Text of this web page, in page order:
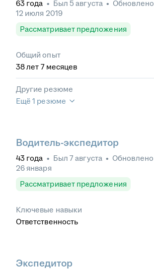
63 года • Был 5 августа • Обновлено
12 июля 2019
Рассматривает предложения
Общий опыт
38лет 7 месяцев
Другие резюме
Ещё 1 резюме
Водитель-экспедитор
43 года • Был 7 августа • Обновлено
26 января
Рассматривает предложения
Ключевые навыки
Ответственность
Экспедитор